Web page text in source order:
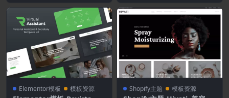
Elementor模板 模板资源 Shopify主题 模板资源